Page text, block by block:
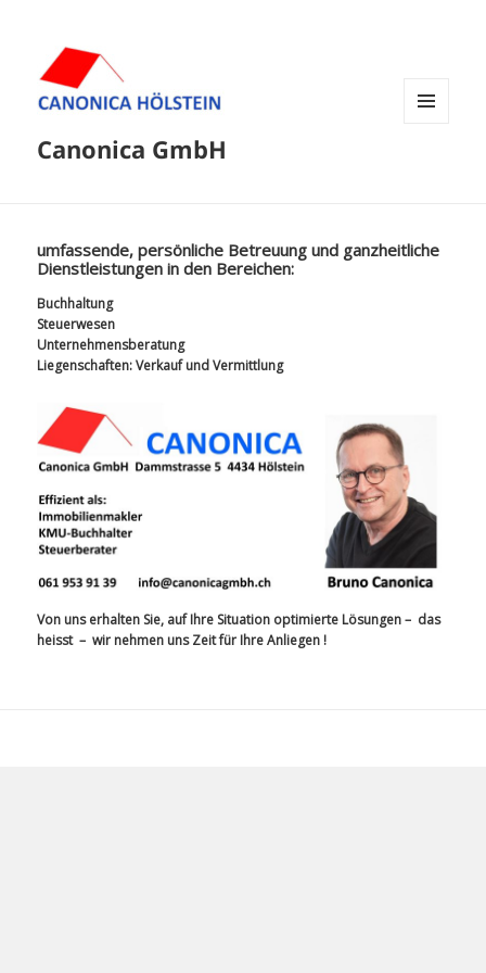
Canonica GmbH
umfassende, persönliche Betreuung und ganzheitliche
Dienstleistungen in den Bereichen:
Buchhaltung
Steuerwesen
Unternehmensberatung
Liegenschaften: Verkauf und Vermittlung
Von uns erhalten Sie, auf Ihre Situation optimierte Lösungen – das
heisst – wir nehmen uns Zeit für Ihre Anliegen !